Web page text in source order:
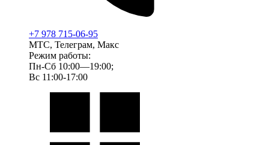
+7 978 715-06-95
МТС, Телеграм, Макс
Режим работы:
Пн-Сб 10:00—19:00;
Вс 11:00-17:00